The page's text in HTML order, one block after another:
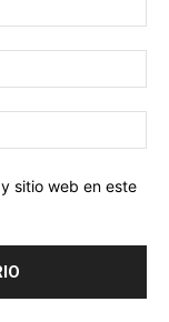
sitio web en este